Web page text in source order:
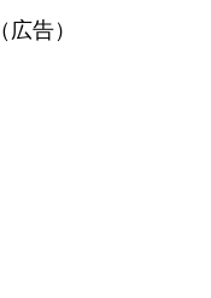
（広告）